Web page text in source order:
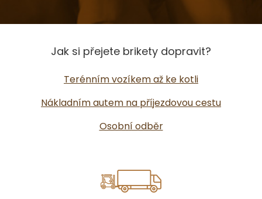
Jak si přejete brikety dopravit?
Terénním vozíkem až ke kotli
Nákladním autem na příjezdovou cestu
Osobní odběr